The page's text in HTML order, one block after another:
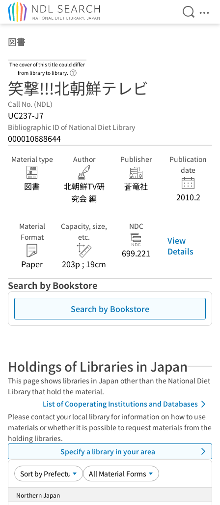
Open
図書
The cover of this title could differ
from library to library.
笑撃!!!北朝鮮テレビ
Call No. (NDL)
UC237-J7
Bibliographic ID of National Diet Library
000010688644
Material type
図書
Author
北朝鮮TV研
究会 編
Publisher
蒼竜社
Publication
date
2010.2
Material
Format
Paper
Capacity, size,
etc.
203p ; 19cm
NDC
699.221
View
Details
Search by Bookstore
Search by Bookstore
Holdings of Libraries in Japan
This page shows libraries in Japan other than the National Diet
Library that hold the material.
List of Cooperating Institutions and Databases
Please contact your local library for information on how to use
materials or whether it is possible to request materials from the
holding libraries.
Specify a library in your area
Northern Japan